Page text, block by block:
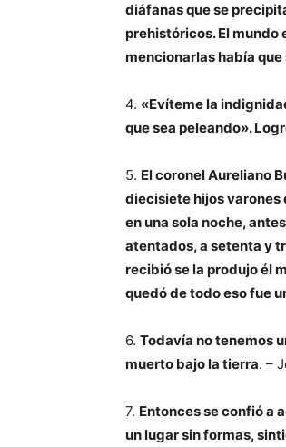
diáfanas que se
prehistóricos. El mundo
mencionarlas había
4. «Evíteme la
que sea peleando».
5. El coronel Aureliano
diecisiete hijos
en una sola noche,
atentados, a setenta y
recibió se la produjo él
quedó de todo eso fue
6. Todavía no tenemos
muerto bajo la tierra. –
7. Entonces se confió a
un lugar sin formas,